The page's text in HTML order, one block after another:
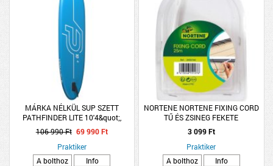
MÁRKA NÉLKÜL SUP SZETT
PATHFINDER LITE 10'4&quot;,
315X76X15CM, PUMPÁVAL
106 990 Ft 69 990 Ft
Praktiker
A bolthoz
Info
NORTENE NORTENE FIXING CORD
TŰ ÉS ZSINEG FEKETE
3 099 Ft
Praktiker
A bolthoz
Info